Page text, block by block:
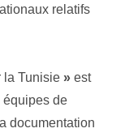
relatifs
la Tunisie » est
équipes de
documentation